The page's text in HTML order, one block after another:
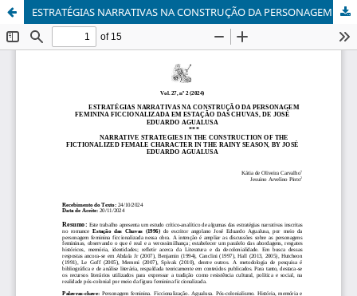
ESTRATÉGIAS NARRATIVAS NA CONSTRUÇÃO DA PERSONAGEM FEMININA FICCIONALIZADA EM ESTAÇÃO DAS CHUVAS, DE JOSÉ EDUARDO AGUALUSA/NARRATIVE STRATEGIES IN THE CONSTRUCTION OF THE FICTIONALIZED FEMALE CHARACTER IN ESTAÇÃO DAS CHUVAS, BY JOSÉ EDUARDO AGUALUSA